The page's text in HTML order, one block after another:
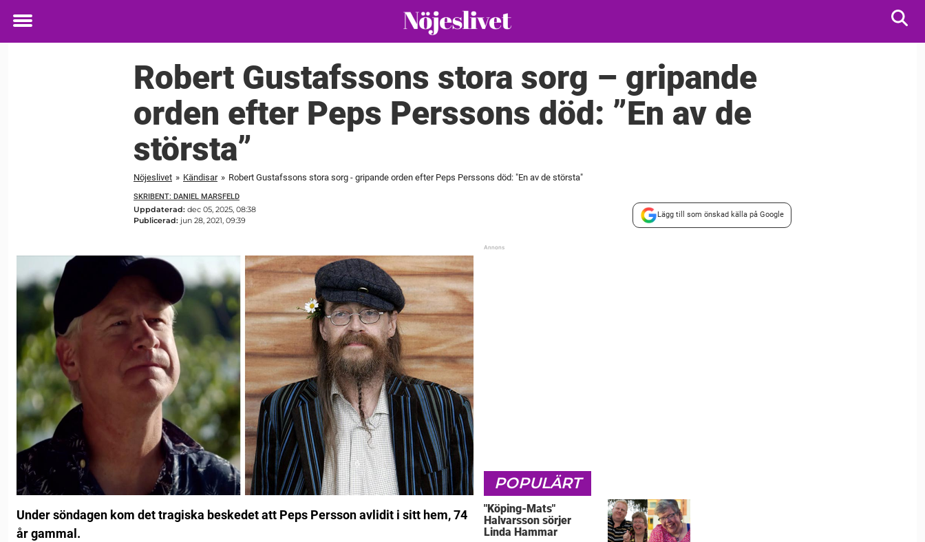
Toggle
Robert Gustafssons stora sorg – gripande
orden efter Peps Perssons död: ”En av de
största”
Nöjeslivet » Kändisar » Robert Gustafssons stora sorg - gripande orden efter Peps Perssons död: "En av de största"
SKRIBENT: DANIEL MARSFELD
Uppdaterad: dec 05, 2025, 08:38
Publicerad: jun 28, 2021, 09:39
Lägg till som önskad källa på Google
Under söndagen kom det tragiska beskedet att Peps Persson avlidit i sitt hem, 74
år gammal.
POPULÄRT
"Köping-Mats"
Halvarsson sörjer
Linda Hammar